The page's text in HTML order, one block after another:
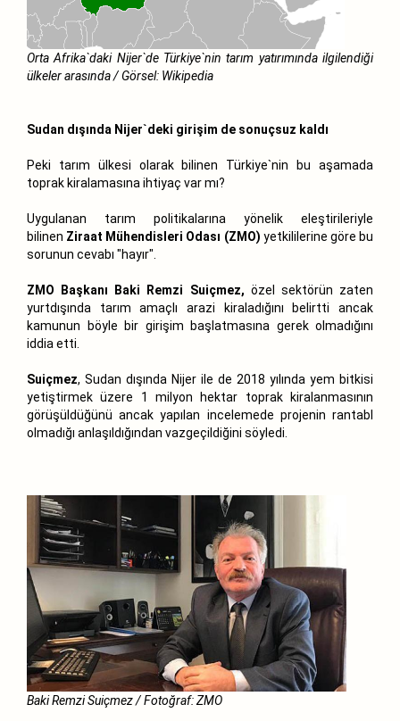
Orta Afrika`daki Nijer`de Türkiye`nin tarım yatırımında ilgilendiği
ülkeler arasında / Görsel: Wikipedia
Sudan dışında Nijer`deki girişim de sonuçsuz kaldı
Peki tarım ülkesi olarak bilinen Türkiye`nin bu aşamada
toprak kiralamasına ihtiyaç var mı?
Uygulanan tarım politikalarına yönelik eleştirileriyle
bilinen Ziraat Mühendisleri Odası (ZMO) yetkililerine göre bu
sorunun cevabı "hayır".
ZMO Başkanı Baki Remzi Suiçmez, özel sektörün zaten
yurtdışında tarım amaçlı arazi kiraladığını belirtti ancak
kamunun böyle bir girişim başlatmasına gerek olmadığını
iddia etti.
Suiçmez, Sudan dışında Nijer ile de 2018 yılında yem bitkisi
yetiştirmek üzere 1 milyon hektar toprak kiralanmasının
görüşüldüğünü ancak yapılan incelemede projenin rantabl
olmadığı anlaşıldığından vazgeçildiğini söyledi.
Baki Remzi Suiçmez / Fotoğraf: ZMO